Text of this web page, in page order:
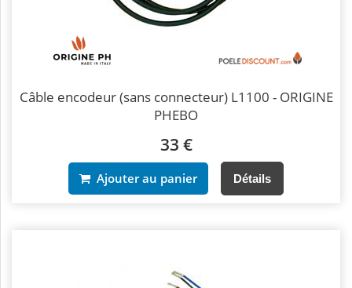
Câble encodeur (sans connecteur) L1100 - ORIGINE
PHEBO
33 €
Ajouter au panier Détails